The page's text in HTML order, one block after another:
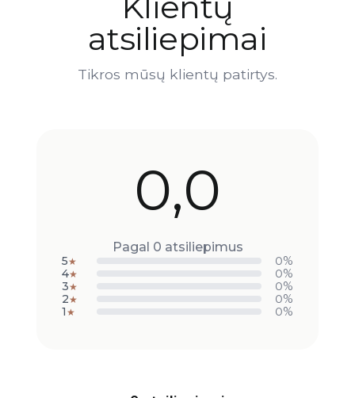
atsiliepimai
Tikros mūsų klientų patirtys.
0,0
Pagal 0 atsiliepimus
5★
0%
4★
0%
3★
0%
2★
0%
1 ★ 0%